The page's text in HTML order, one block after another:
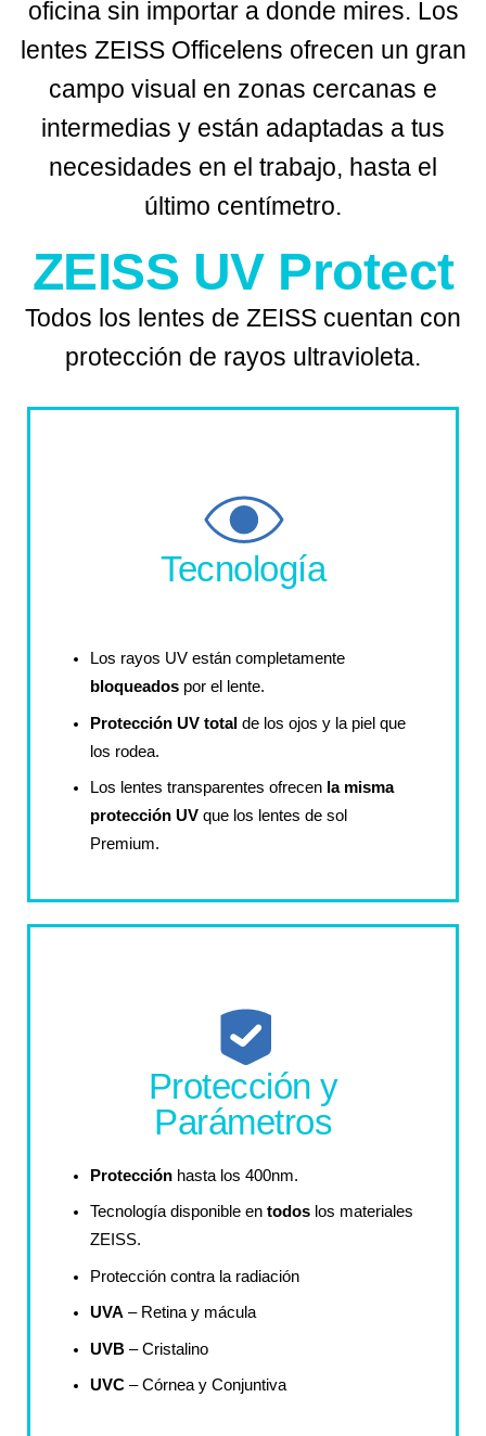
oficina sin importar a donde mires. Los
lentes ZEISS Officelens ofrecen un gran
campo visual en zonas cercanas e
intermedias y están adaptadas a tus
necesidades en el trabajo, hasta el
último centímetro.
ZEISS UV Protect
Todos los lentes de ZEISS cuentan con
protección de rayos ultravioleta.
Tecnología
Los rayos UV están completamente
bloqueados por el lente.
Protección UV total de los ojos y la piel que
los rodea.
Los lentes transparentes ofrecen la misma
protección UV que los lentes de sol
Premium.
Protección y
Parámetros
Protección hasta los 400nm.
Tecnología disponible en todos los materiales
ZEISS.
Protección contra la radiación
UVA – Retina y mácula
UVB – Cristalino
UVC – Córnea y Conjuntiva